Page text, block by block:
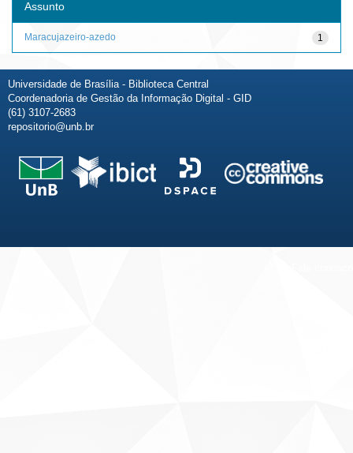
Assunto
1
Maracujazeiro-azedo
Universidade de Brasília - Biblioteca Central
Coordenadoria de Gestão da Informação Digital - GID
(61) 3107-2683
repositorio@unb.br